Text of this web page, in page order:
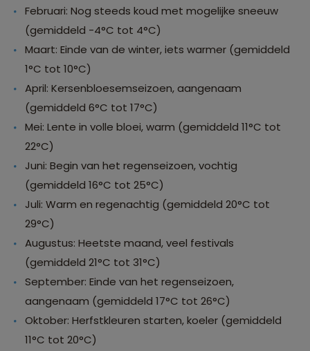
Februari: Nog steeds koud met mogelijke sneeuw
(gemiddeld -4°C tot 4°C)
Maart: Einde van de winter, iets warmer (gemiddeld
1°C tot 10°C)
April: Kersenbloesemseizoen, aangenaam
(gemiddeld 6°C tot 17°C)
Mei: Lente in volle bloei, warm (gemiddeld 11°C tot
22°C)
Juni: Begin van het regenseizoen, vochtig
(gemiddeld 16°C tot 25°C)
Juli: Warm en regenachtig (gemiddeld 20°C tot
29°C)
Augustus: Heetste maand, veel festivals
(gemiddeld 21°C tot 31°C)
September: Einde van het regenseizoen,
aangenaam (gemiddeld 17°C tot 26°C)
Oktober: Herfstkleuren starten, koeler (gemiddeld
11°C tot 20°C)